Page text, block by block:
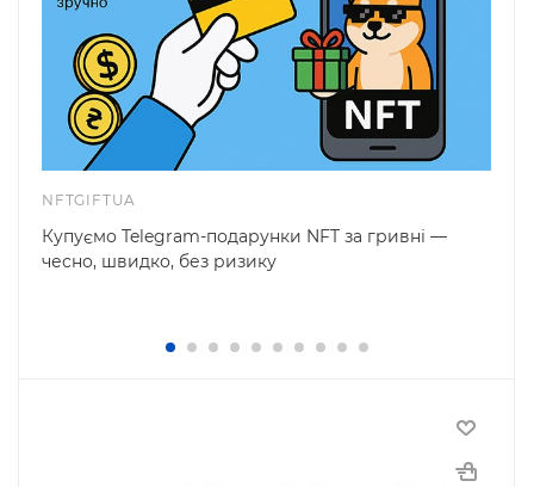
NFTGIFTUA
Купуємо Telegram-подарунки NFT за гривні —
чесно, швидко, без ризику